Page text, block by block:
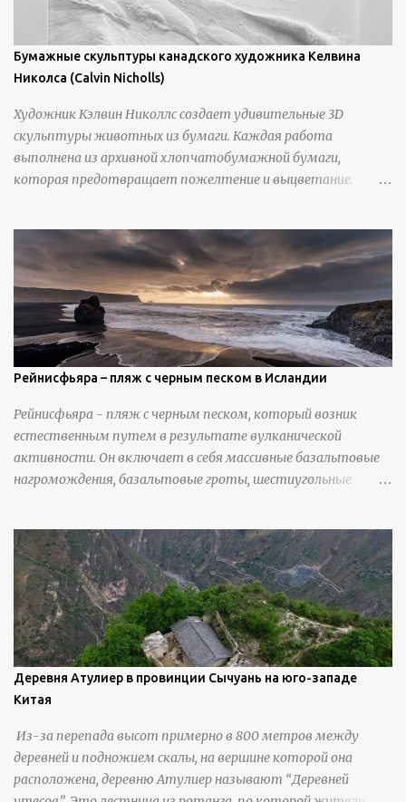
Бумажные скульптуры канадского художника Келвина
Николса (Calvin Nicholls)
Художник Кэлвин Николлс создает удивительные 3D
скульптуры животных из бумаги. Каждая работа
выполнена из архивной хлопчатобумажной бумаги,
которая предотвращает пожелтение и выцветание.
инструменты для текстурирования, чтобы точно
вылепить каждую деталь. источник
https://calvinnicholls.com/
Рейнисфьяра – пляж с черным песком в Исландии
Рейнисфьяра - пляж с черным песком, который возник
естественным путем в результате вулканической
активности. Он включает в себя массивные базальтовые
нагромождения, базальтовые гроты, шестиугольные
Деревня Атулиер в провинции Сычуань на юго-западе
Китая
Из-за перепада высот примерно в 800 метров между
деревней и подножием скалы, на вершине которой она
расположена, деревню Атулиер называют “Деревней